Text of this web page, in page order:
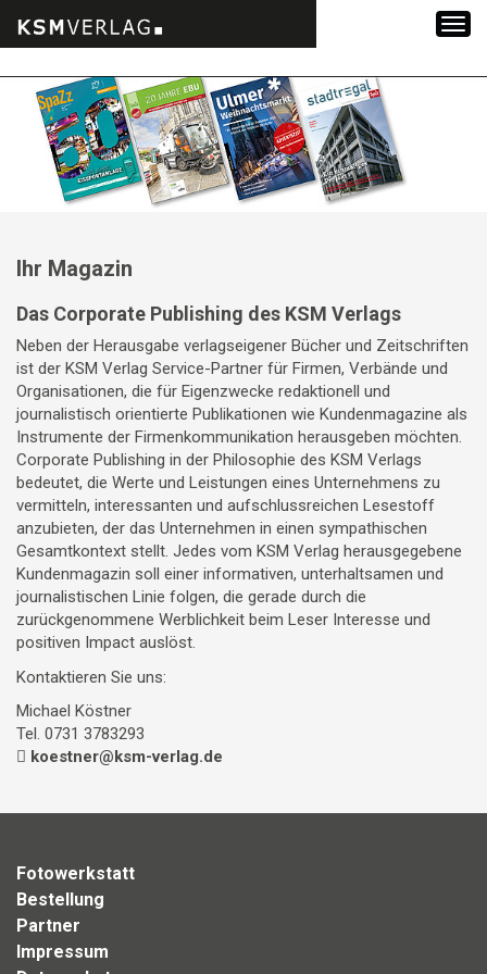
Inhalt
springen
Ihr Magazin
Das Corporate Publishing des KSM Verlags
Neben der Herausgabe verlagseigener Bücher und Zeitschriften
ist der KSM Verlag Service-Partner für Firmen, Verbände und
Organisationen, die für Eigenzwecke redaktionell und
journalistisch orientierte Publikationen wie Kundenmagazine als
Instrumente der Firmenkommunikation herausgeben möchten.
Corporate Publishing in der Philosophie des KSM Verlags
bedeutet, die Werte und Leistungen eines Unternehmens zu
vermitteln, interessanten und aufschlussreichen Lesestoff
anzubieten, der das Unternehmen in einen sympathischen
Gesamtkontext stellt. Jedes vom KSM Verlag herausgegebene
Kundenmagazin soll einer informativen, unterhaltsamen und
journalistischen Linie folgen, die gerade durch die
zurückgenommene Werblichkeit beim Leser Interesse und
positiven Impact auslöst.
Kontaktieren Sie uns:
Michael Köstner
Tel. 0731 3783293
koestner@ksm-verlag.de
Fotowerkstatt
Bestellung
Partner
Impressum